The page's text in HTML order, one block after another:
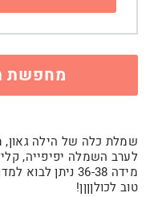
מחפשת
שמלת כלה של הילה גאון,
לערב השמלה יפיפייה,
מידה 36-38 ניתן
טוב לכולןןןן!